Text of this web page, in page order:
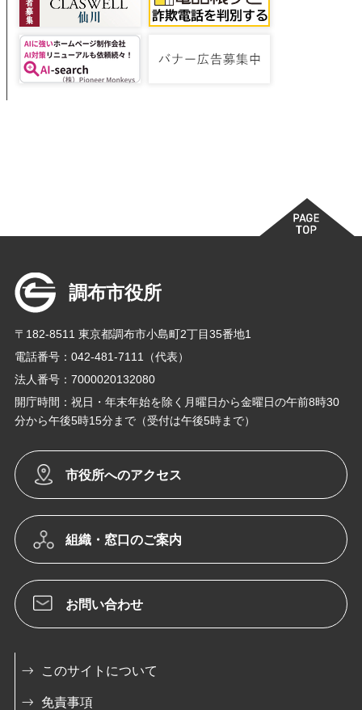
調布市役所
〒182-8511 東京都調布市小島町2丁目35番地1
電話番号：042-481-7111（代表）
法人番号：7000020132080
開庁時間：祝日・年末年始を除く月曜日から金曜日の午前8時30
分から午後5時15分まで（受付は午後5時まで）
市役所へのアクセス
組織・窓口のご案内
お問い合わせ
このサイトについて
免責事項